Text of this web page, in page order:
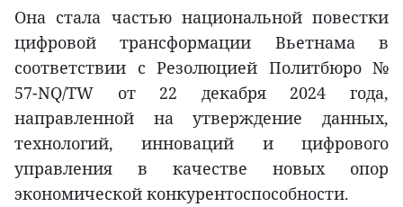
Она стала частью национальной повестки
цифровой трансформации Вьетнама в
соответствии с Резолюцией Политбюро №
57-NQ/TW от 22 декабря 2024 года,
направленной на утверждение данных,
технологий, инноваций и цифрового
управления в качестве новых опор
экономической конкурентоспособности.